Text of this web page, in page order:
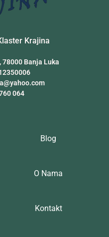
Krajina
78000 Banja Luka
064
Blog
O Nama
Kontakt